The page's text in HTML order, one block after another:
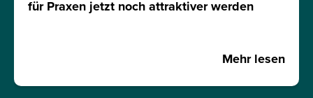
für Praxen jetzt noch attraktiver werden
Mehr lesen